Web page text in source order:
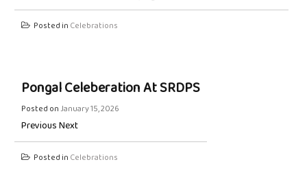
Posted in Celebrations
Pongal Celeberation At SRDPS
Posted on January 15, 2026
Previous Next
Posted in Celebrations